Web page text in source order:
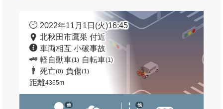
2022年11月1日(火)16:45
北秋田市鷹巣 付近
車両相互 小破事故
軽自動車(1) 自転車(1)
死亡(0) 負傷(1)
距離4365m
他 他